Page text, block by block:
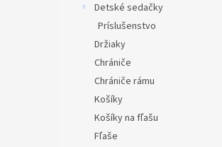
Detské sedačky
Príslušenstvo
Držiaky
Chrániče
Chrániče rámu
Košíky
Košíky na fľašu
Fľaše